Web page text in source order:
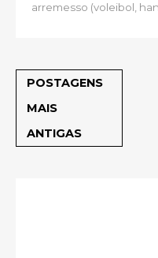
arremesso (voleibol,
POSTAGENS
MAIS
ANTIGAS